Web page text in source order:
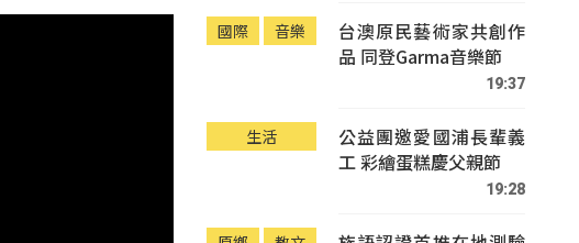
國際 音樂
台澳原民藝術家共創作
品 同登Garma音樂節
19:37
生活
公益團邀愛國浦長輩義
工 彩繪蛋糕慶父親節
19:28